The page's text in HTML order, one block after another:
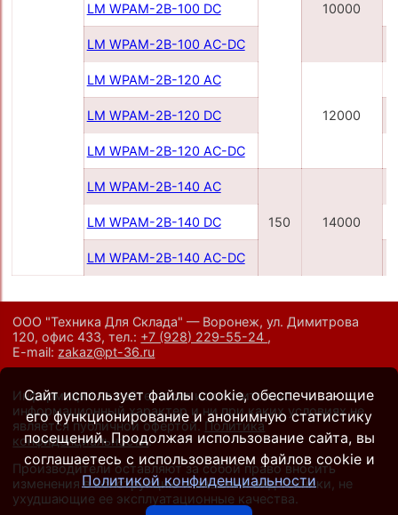
10000
LM WPAM-2B-100 DC
LM WPAM-2B-100 AC-DC
LM WPAM-2B-120 AC
12000
LM WPAM-2B-120 DC
LM WPAM-2B-120 AC-DC
LM WPAM-2B-140 AC
150 14000
LM WPAM-2B-140 DC
LM WPAM-2B-140 AC-DC
ООО "Техника Для Склада" — Воронеж, ул. Димитрова
120, офис 433,тел.: +7 (928) 229-55-24 ,
E-mail: zakaz@pt-36.ru
Информация на сайте носит исключительно
информационный характер и ни при каких условиях не
является публичной офертой. Политика
конфиденциальности.
Производители оставляют за собой право вносить
изменения в конструкцию и внешний вид техники, не
ухудшающие ее эксплуатационные качества.
Сайт использует файлы cookie, обеспечивающие
его функционирование и анонимную статистику
посещений. Продолжая использование сайта, вы
соглашаетесь с использованием файлов cookie и
Политикой конфиденциальности